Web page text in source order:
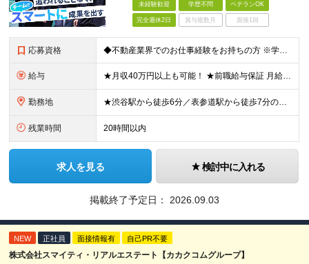
未経験歓迎 学歴不問 ベテランOK
完全週休2日 賞与複数月 面接1回
応募資格 ◆不動産業界でのお仕事経験をお持ちの方 ※学歴不問 第二新卒の方や業界歴が長い方も大歓迎！ 組織を一から創り上げる環境で、一緒に成長していきませんか？
給与 ★月収40万円以上も可能！ ★前職給与保証 月給32.7万円～＋残業代全額＋インセンティブ＋各種手当 ※経験・スキルを考慮し決定します。 ※試用期間6ヶ月間の給与や待遇に差異はございません。 ※残
勤務地 ★渋谷駅から徒歩6分／表参道駅から徒歩7分のアクセス抜群！ ★転勤なし！ ■住所：東京都渋谷区渋谷1-7-2 VORT渋谷east2 2階 周辺にはカフェや飲食店も充実。 仕事帰りの時間も楽しめま
残業時間 20時間以内
求人を見る 検討中に入れる
掲載終了予定日： 2026.09.03
NEW 正社員 面接情報有 自己PR不要
株式会社スマイティ・リアルエステート【カカクコムグループ】